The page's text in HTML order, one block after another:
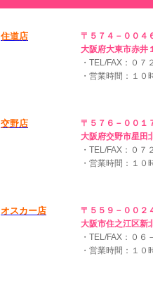
住道店
〒５７４－００４
大阪府大東市赤
・TEL/FAX：０７
・営業時間：１０
交野店
〒５７６－００１
大阪府交野市星田
・TEL/FAX：０７
・営業時間：１０
オスカー店
〒５５９－００２
大阪市住之江区新
・TEL/FAX：０６
・営業時間：１０